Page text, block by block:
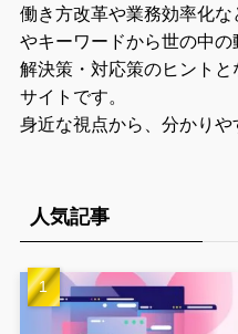
働き方改革や業務効率化
やキーワードから世の中の
解決策・対応策のヒント
サイトです。
身近な視点から、分かりや
人気記事